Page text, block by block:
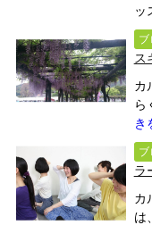
ッ
ブ
ス
カ
ら
き
ブ
ラ
カ
は